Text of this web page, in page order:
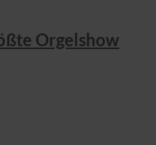
Orgelshow